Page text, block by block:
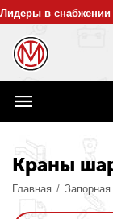
Лидеры в снабжении
Краны
Главная /